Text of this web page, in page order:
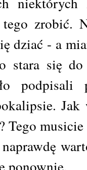
zrobić.
dziać - a
stara się
podpisali
Tego
ponownie.